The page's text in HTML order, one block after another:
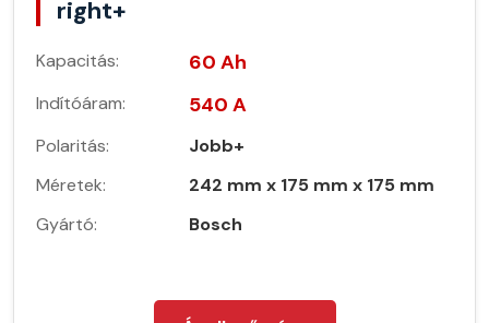
right+
Kapacitás: 60 Ah
Indítóáram: 540 A
Polaritás:
Jobb+
Méretek:
242 mm x 175 mm x 175 mm
Gyártó:
Bosch